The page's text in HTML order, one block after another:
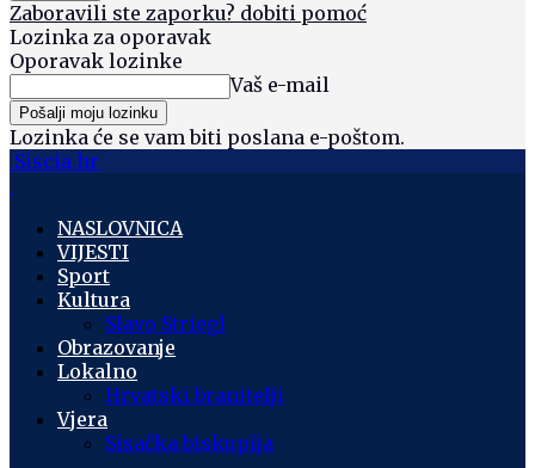
Zaboravili ste zaporku? dobiti pomoć
Lozinka za oporavak
Oporavak lozinke
Vaš e-mail
Lozinka će se vam biti poslana e-poštom.
Siscia hr
NASLOVNICA
VIJESTI
Sport
Kultura
Slavo Striegl
Obrazovanje
Lokalno
Hrvatski branitelji
Vjera
Sisačka biskupija